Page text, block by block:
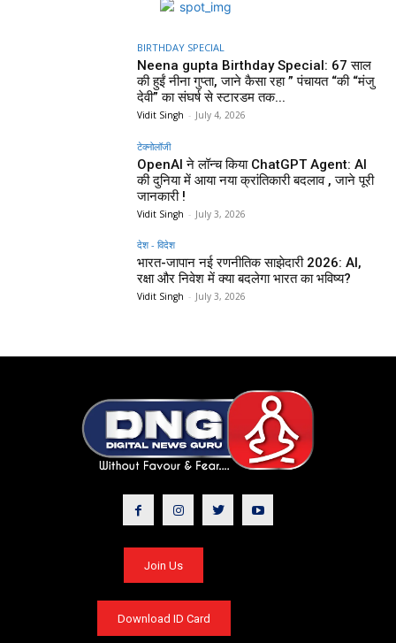
BIRTHDAY SPECIAL
Neena gupta Birthday Special: 67 साल
की हुईं नीना गुप्ता, जाने कैसा रहा ” पंचायत “की “मंजु
देवी” का संघर्ष से स्टारडम तक...
Vidit Singh - July 4, 2026
टेक्नोलॉजी
OpenAI ने लॉन्च किया ChatGPT Agent: AI
की दुनिया में आया नया क्रांतिकारी बदलाव , जाने पूरी
जानकारी !
Vidit Singh - July 3, 2026
देश - विदेश
भारत-जापान नई रणनीतिक साझेदारी 2026: AI,
रक्षा और निवेश में क्या बदलेगा भारत का भविष्य?
Vidit Singh - July 3, 2026
Join Us
Download ID Card